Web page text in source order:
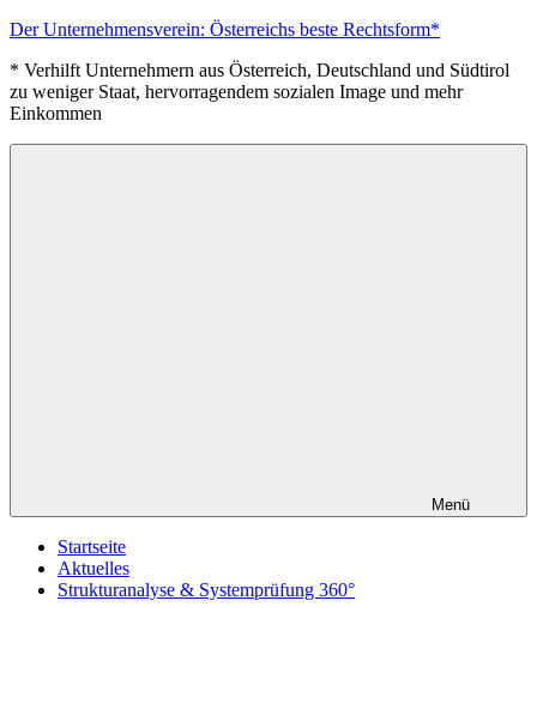
Zum
springen
Der Unternehmensverein: Österreichs beste Rechtsform*
* Verhilft Unternehmern aus Österreich, Deutschland und Südtirol
zu weniger Staat, hervorragendem sozialen Image und mehr
Einkommen
Menü
Startseite
Aktuelles
Strukturanalyse & Systemprüfung 360°